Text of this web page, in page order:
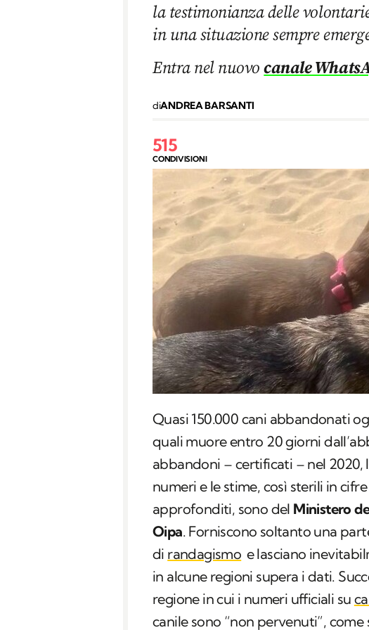
la testimonianza delle
in una situazione sempre
Entra nel nuovocanale
diANDREA BARSANTI
515
CONDIVISIONI
Quasi 150.000 cani abbandonati
quali muore entro 20 giorni
abbandoni – certificati – nel 2020,
numeri e le stime, così sterili in
approfonditi, sono del Ministero
Oipa. Forniscono soltanto una
di randagismo e lasciano
in alcune regioni supera i dati.
regione in cui i numeri ufficiali su
canile sono “non pervenuti”,